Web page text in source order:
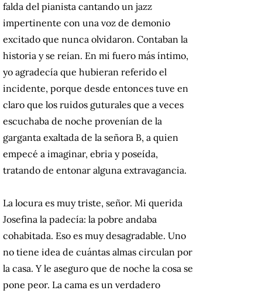
falda del pianista cantando un jazz
impertinente con una voz de demonio
excitado que nunca olvidaron. Contaban la
historia y se reían. En mi fuero más íntimo,
yo agradecía que hubieran referido el
incidente, porque desde entonces tuve en
claro que los ruidos guturales que a veces
escuchaba de noche provenían de la
garganta exaltada de la señora B, a quien
empecé a imaginar, ebria y poseída,
tratando de entonar alguna extravagancia.
La locura es muy triste, señor. Mi querida
Josefina la padecía: la pobre andaba
cohabitada. Eso es muy desagradable. Uno
no tiene idea de cuántas almas circulan por
la casa. Y le aseguro que de noche la cosa se
pone peor. La cama es un verdadero